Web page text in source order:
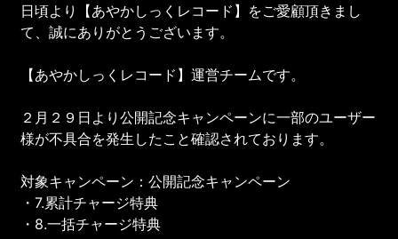
日頃より【あやかしっくレコード】をご愛顧頂きまし
て、誠にありがとうございます。
【あやかしっくレコード】運営チームです。
２月２９日より公開記念キャンペーンに一部のユーザー
様が不具合を発生したこと確認されております。
対象キャンペーン：公開記念キャンペーン
・7.累計チャージ特典
・8.一括チャージ特典